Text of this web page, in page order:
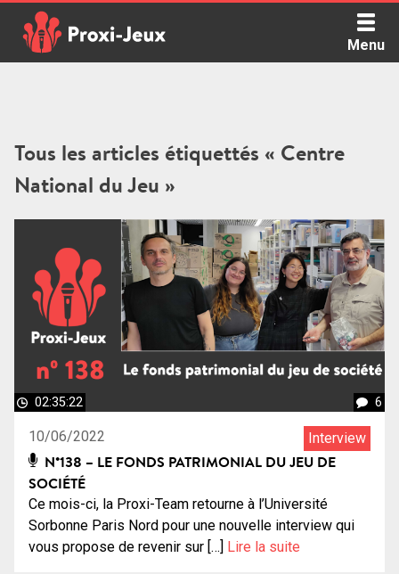
content
Menu
Tous les articles étiquettés « Centre
National du Jeu »
02:35:22 6
10/06/2022 Interview
N°138 – LE FONDS PATRIMONIAL DU JEU DE
SOCIÉTÉ
Ce mois-ci, la Proxi-Team retourne à l’Université
Sorbonne Paris Nord pour une nouvelle interview qui
vous propose de revenir sur […] Lire la suite